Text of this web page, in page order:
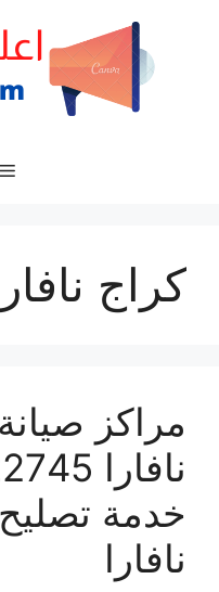
كراج
مراكز صيانة
خدمة
نافارا